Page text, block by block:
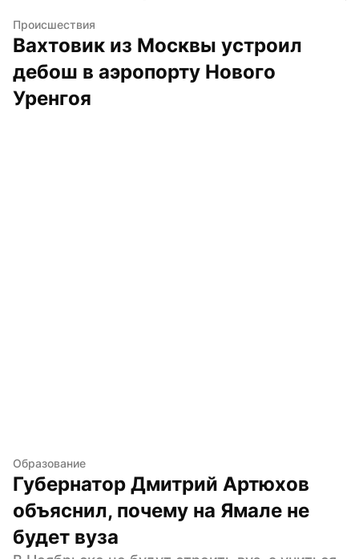
Происшествия
Вахтовик из Москвы устроил
дебош в аэропорту Нового
Уренгоя
Образование
Губернатор Дмитрий Артюхов
объяснил, почему на Ямале не
будет вуза